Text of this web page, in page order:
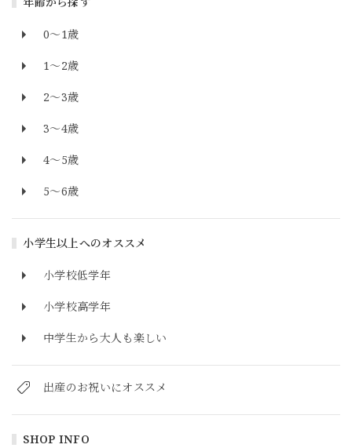
0～1歳
1～2歳
2～3歳
3～4歳
4～5歳
5～6歳
小学生以上へのオススメ
小学校低学年
小学校高学年
中学生から大人も楽しい
出産のお祝いにオススメ
SHOP INFO